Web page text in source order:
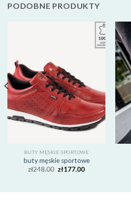
PODOBNE PRODUKTY
BUTY MĘSKIE SPORTOWE
buty męskie sportowe
zł248.00 zł177.00